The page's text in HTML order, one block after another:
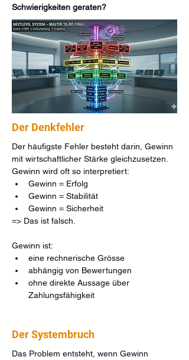
Schwierigkeiten geraten?
Der Denkfehler
Der häufigste Fehler besteht darin, Gewinn
mit wirtschaftlicher Stärke gleichzusetzen.
Gewinn wird oft so interpretiert:
Gewinn = Erfolg
Gewinn = Stabilität
Gewinn = Sicherheit
=> Das ist falsch.
Gewinn ist:
eine rechnerische Grösse
abhängig von Bewertungen
ohne direkte Aussage über
Zahlungsfähigkeit
Der Systembruch
Das Problem entsteht, wenn Gewinn